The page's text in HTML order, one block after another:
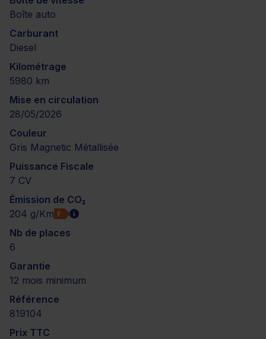
Boîte auto
Carburant
Diesel
Kilométrage
5980 km
Mise en circulation
28/05/2026
Couleur
Gris Magnetic Métallisée
Puissance Fiscale
7 CV
Émission de CO₂
204 g/Km F
Nb de places
6
Garantie
12 mois minimum
Référence
819104
Prix TTC